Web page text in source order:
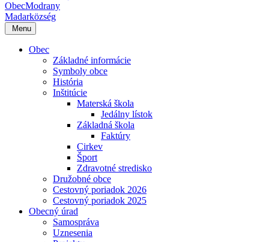
ObecModrany
Madarközség
Menu
Obec
Základné informácie
Symboly obce
História
Inštitúcie
Materská škola
Jedálny lístok
Základná škola
Faktúry
Cirkev
Šport
Zdravotné stredisko
Družobné obce
Cestovný poriadok 2026
Cestovný poriadok 2025
Obecný úrad
Samospráva
Uznesenia